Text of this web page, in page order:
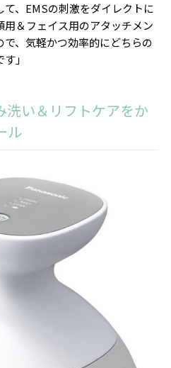
、EMSの刺激をダイレクトに
＆フェイス用のアタッチメン
で、気軽かつ効率的にどちらの
」
い＆リフトケアをか
ル